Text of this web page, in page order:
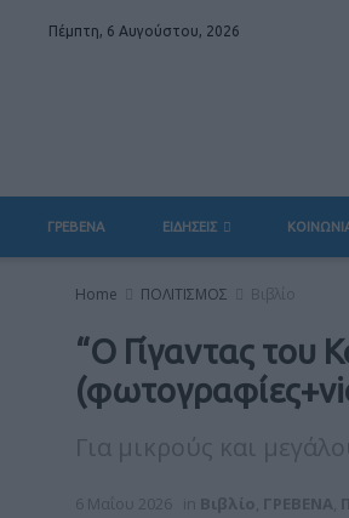
Πέμπτη, 6 Αυγούστου, 2026
ΓΡΕΒΕΝΑ ΕΙΔΗΣΕΙΣ
Home ΠΟΛΙΤΙΣΜΟΣ Βιβλίο
“Ο Γίγαντας του
Για μικρούς και
6 Μαΐου 2026 in Βιβλίο ΓΡΕΒΕΝΑ